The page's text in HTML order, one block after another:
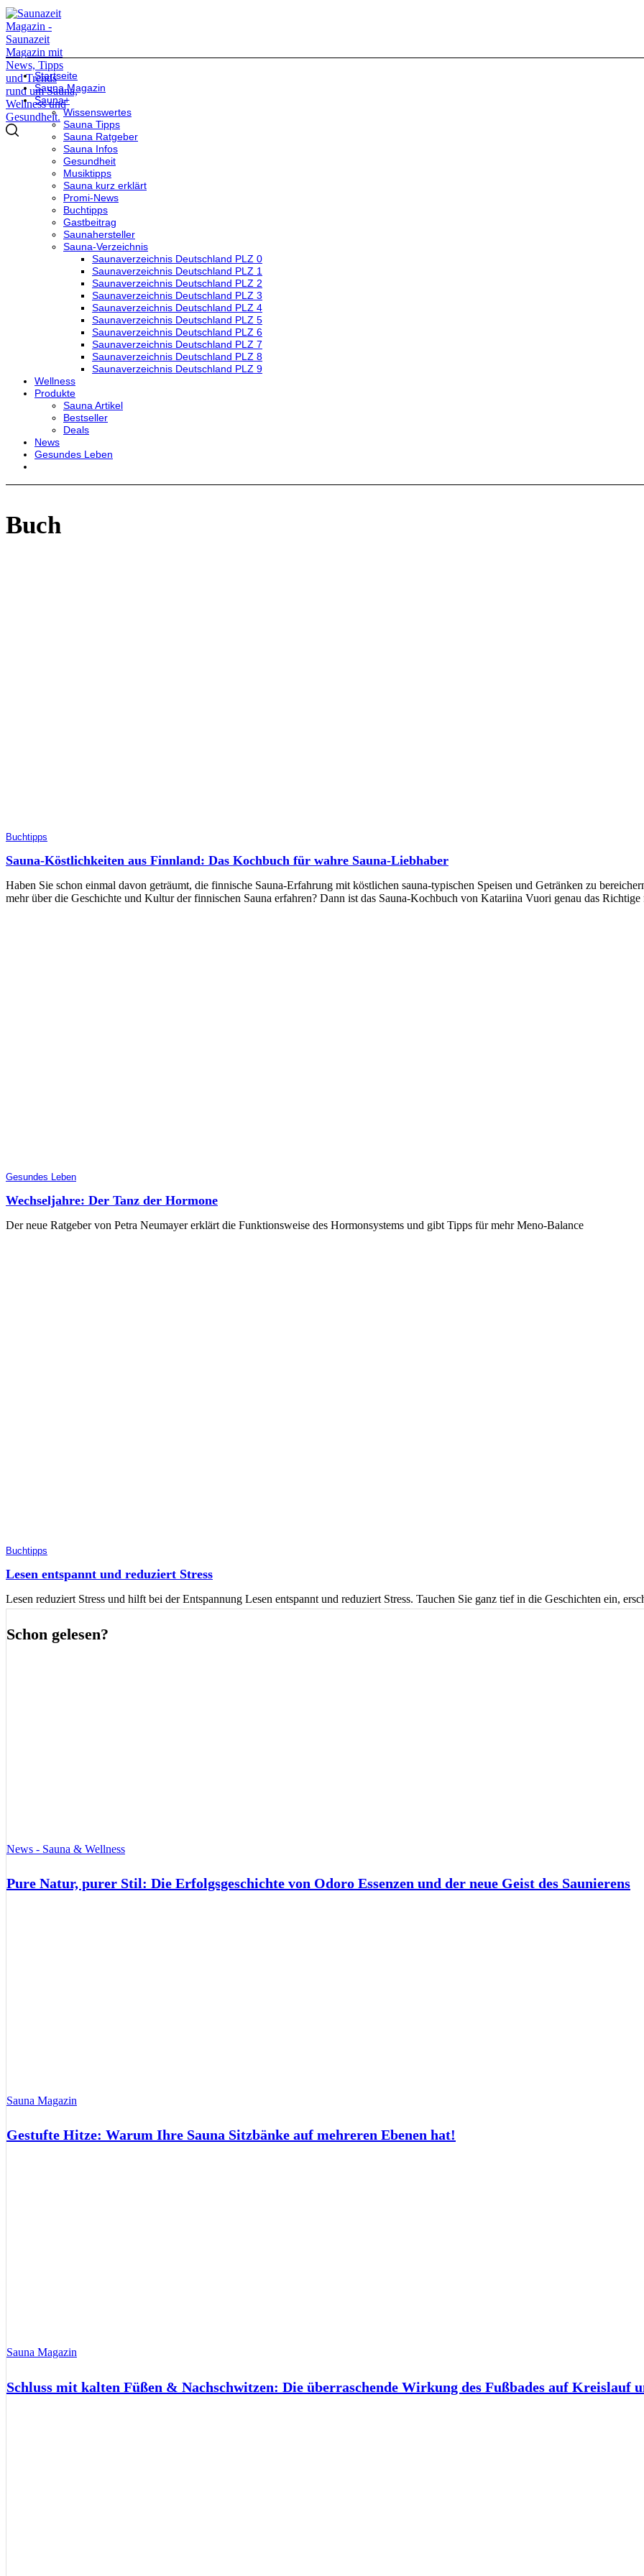
Startseite
Sauna Magazin
Sauna+
Wissenswertes
Sauna Tipps
Sauna Ratgeber
Sauna Infos
Gesundheit
Musiktipps
Sauna kurz erklärt
Promi-News
Buchtipps
Gastbeitrag
Saunahersteller
Sauna-Verzeichnis
Saunaverzeichnis Deutschland PLZ 0
Saunaverzeichnis Deutschland PLZ 1
Saunaverzeichnis Deutschland PLZ 2
Saunaverzeichnis Deutschland PLZ 3
Saunaverzeichnis Deutschland PLZ 4
Saunaverzeichnis Deutschland PLZ 5
Saunaverzeichnis Deutschland PLZ 6
Saunaverzeichnis Deutschland PLZ 7
Saunaverzeichnis Deutschland PLZ 8
Saunaverzeichnis Deutschland PLZ 9
Wellness
Produkte
Sauna Artikel
Bestseller
Deals
News
Gesundes Leben
Buch
Buchtipps
Sauna-Köstlichkeiten aus Finnland: Das Kochbuch für wahre Sauna-Liebhaber
Haben Sie schon einmal davon geträumt, die finnische Sauna-Erfahrung mit köstlichen sauna-typischen Speisen und Getränken zu
mehr über die Geschichte und Kultur der finnischen Sauna erfahren? Dann ist das Sauna-Kochbuch von Katariina Vuori genau das Richtige
Gesundes Leben
Wechseljahre: Der Tanz der Hormone
Der neue Ratgeber von Petra Neumayer erklärt die Funktionsweise des Hormonsystems und gibt Tipps für mehr Meno-Balance
Buchtipps
Lesen entspannt und reduziert Stress
Lesen reduziert Stress und hilft bei der Entspannung Lesen entspannt und reduziert Stress. Tauchen Sie ganz tief in die Geschichten ein,
Schon gelesen?
News - Sauna & Wellness
Pure Natur, purer Stil: Die Erfolgsgeschichte von Odoro Essenzen und der neue Geist des Saunierens
Sauna Magazin
Gestufte Hitze: Warum Ihre Sauna Sitzbänke auf mehreren Ebenen hat!
Sauna Magazin
Schluss mit kalten Füßen & Nachschwitzen: Die überraschende Wirkung des Fußbades auf Kreislauf